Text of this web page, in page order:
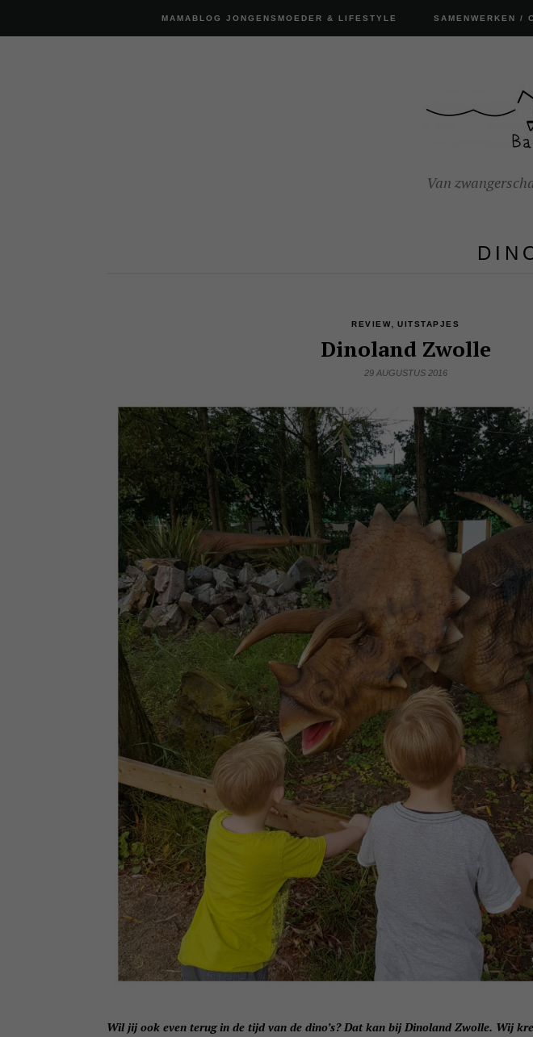
MAMABLOG JONGENSMOEDER & LIFESTYLE SAMENWERKEN /
Van
REVIEW UITSTAPJES
Dinoland Zwolle
29 AUGUSTUS 2016
Wil jij ook even terug in de tijd van de dino’s? Dat kan bij Dinoland Zwolle. Wij